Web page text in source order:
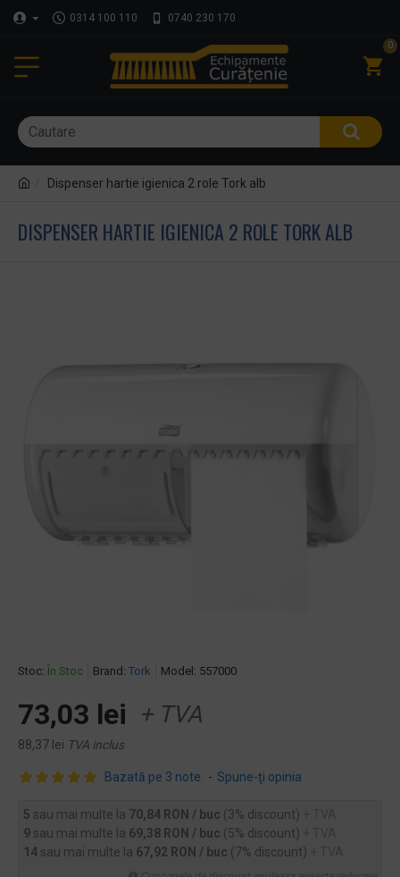
0314 100 110 0740 230 170
0
Dispenser hartie igienica 2 role Tork alb
DISPENSER HARTIE IGIENICA 2 ROLE TORK ALB
Stoc: În Stoc Brand: Tork Model: 557000
Bazată pe 3 note. - Spune-ţi opinia
73,03 lei + TVA
88,37 lei TVA inclus
5 sau mai multe la 70,84 RON / buc (3% discount)
9 sau mai multe la 69,38 RON / buc (5% discount)
14 sau mai multe la 67,92 RON / buc (7% discount)